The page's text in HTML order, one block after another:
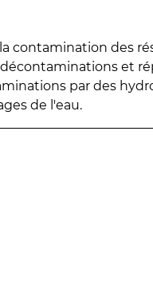
contamination des
et
par des
de l'eau.